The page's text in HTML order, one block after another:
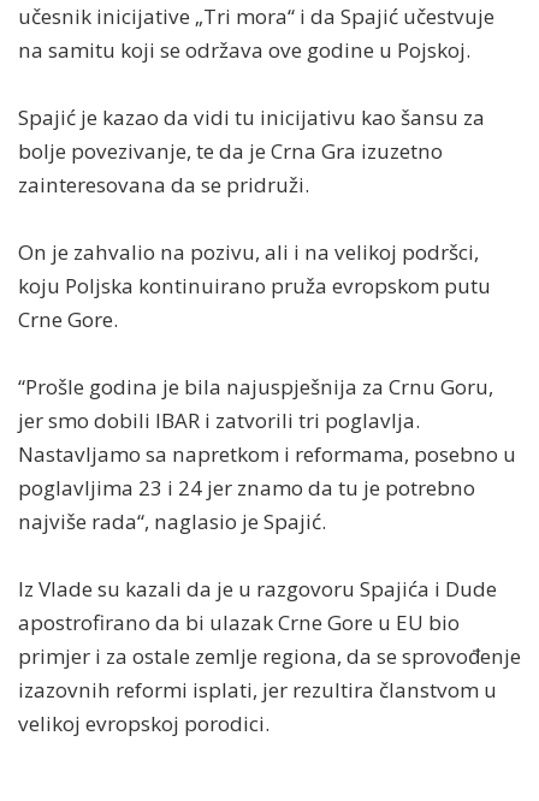
učesnik inicijative „Tri mora“ i da Spajić učestvuje
na samitu koji se održava ove godine u Pojskoj.
Spajić je kazao da vidi tu inicijativu kao šansu za
bolje povezivanje, te da je Crna Gra izuzetno
zainteresovana da se pridruži.
On je zahvalio na pozivu, ali i na velikoj podršci,
koju Poljska kontinuirano pruža evropskom putu
Crne Gore.
“Prošle godina je bila najuspješnija za Crnu Goru,
jer smo dobili IBAR i zatvorili tri poglavlja.
Nastavljamo sa napretkom i reformama, posebno u
poglavljima 23 i 24 jer znamo da tu je potrebno
najviše rada“, naglasio je Spajić.
Iz Vlade su kazali da je u razgovoru Spajića i Dude
apostrofirano da bi ulazak Crne Gore u EU bio
primjer i za ostale zemlje regiona, da se sprovođenje
izazovnih reformi isplati, jer rezultira članstvom u
velikoj evropskoj porodici.